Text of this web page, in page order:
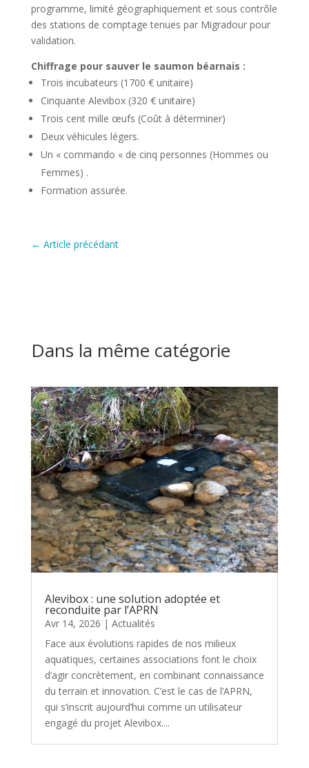
programme, limité géographiquement et sous contrôle
des stations de comptage tenues par Migradour pour
validation.
Chiffrage pour sauver le saumon béarnais :
Trois incubateurs (1700 € unitaire)
Cinquante Alevibox (320 € unitaire)
Trois cent mille œufs (Coût à déterminer)
Deux véhicules légers.
Un « commando « de cinq personnes (Hommes ou
Femmes) .
Formation assurée.
← Article précédant
Dans la même catégorie
Alevibox : une solution adoptée et
reconduite par l’APRN
Avr 14, 2026 | Actualités
Face aux évolutions rapides de nos milieux
aquatiques, certaines associations font le choix
d’agir concrètement, en combinant connaissance
du terrain et innovation. C’est le cas de l’APRN,
qui s’inscrit aujourd’hui comme un utilisateur
engagé du projet Alevibox....